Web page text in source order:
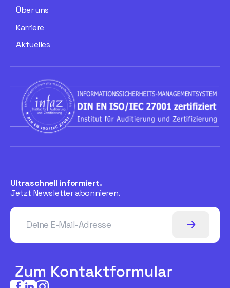
Über uns
Karriere
Aktuelles
Ultraschnell informiert.
Jetzt Newsletter abonnieren.
Deine E-Mail-Adresse